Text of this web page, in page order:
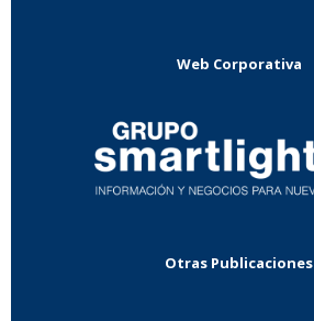
Web Corporativa
Otras Publicaciones